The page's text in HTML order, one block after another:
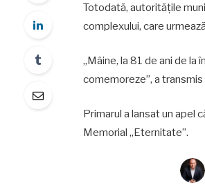
Totodată, autoritățile
complexului, care
„Mâine, la 81 de ani de la
comemoreze”, a transmis
Primarul a lansat un apel
Memorial „Eternitate”.